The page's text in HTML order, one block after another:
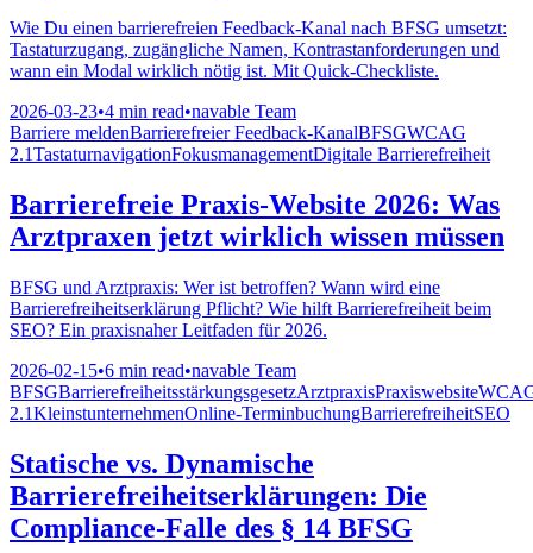
Wie Du einen barrierefreien Feedback-Kanal nach BFSG umsetzt:
Tastaturzugang, zugängliche Namen, Kontrastanforderungen und
wann ein Modal wirklich nötig ist. Mit Quick-Checkliste.
2026-03-23•4 min read•navable Team
Barriere meldenBarrierefreier Feedback-KanalBFSGWCAG
2.1TastaturnavigationFokusmanagementDigitale Barrierefreiheit
Barrierefreie Praxis-Website 2026: Was
Arztpraxen jetzt wirklich wissen müssen
BFSG und Arztpraxis: Wer ist betroffen? Wann wird eine
Barrierefreiheitserklärung Pflicht? Wie hilft Barrierefreiheit beim
SEO? Ein praxisnaher Leitfaden für 2026.
2026-02-15•6 min read•navable Team
BFSGBarrierefreiheitsstärkungsgesetzArztpraxisPraxiswebsite
2.1KleinstunternehmenOnline-TerminbuchungBarrierefreiheitSEO
Statische vs. Dynamische
Barrierefreiheitserklärungen: Die
Compliance-Falle des § 14 BFSG